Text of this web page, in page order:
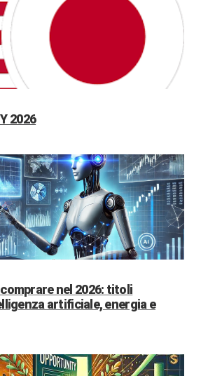
2026
nel 2026: titoli
artificiale, energia e